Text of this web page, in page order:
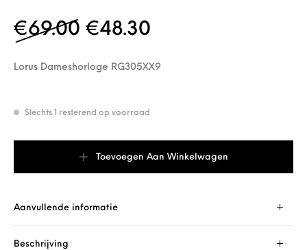
€69.00 Oorspronkelijke prijs
€48.30
Lorus Dameshorloge RG305XX9
Slechts 1 resterend op voorraad
Toevoegen Aan Winkelwagen
Aanvullende informatie
Beschrijving